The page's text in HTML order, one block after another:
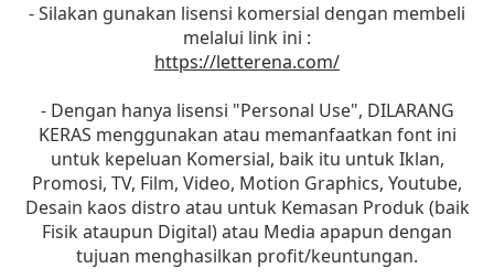
- Silakan gunakan lisensi komersial dengan membeli
melalui link ini :
https://letterena.com/
- Dengan hanya lisensi "Personal Use", DILARANG
KERAS menggunakan atau memanfaatkan font ini
untuk kepeluan Komersial, baik itu untuk Iklan,
Promosi, TV, Film, Video, Motion Graphics, Youtube,
Desain kaos distro atau untuk Kemasan Produk (baik
Fisik ataupun Digital) atau Media apapun dengan
tujuan menghasilkan profit/keuntungan.